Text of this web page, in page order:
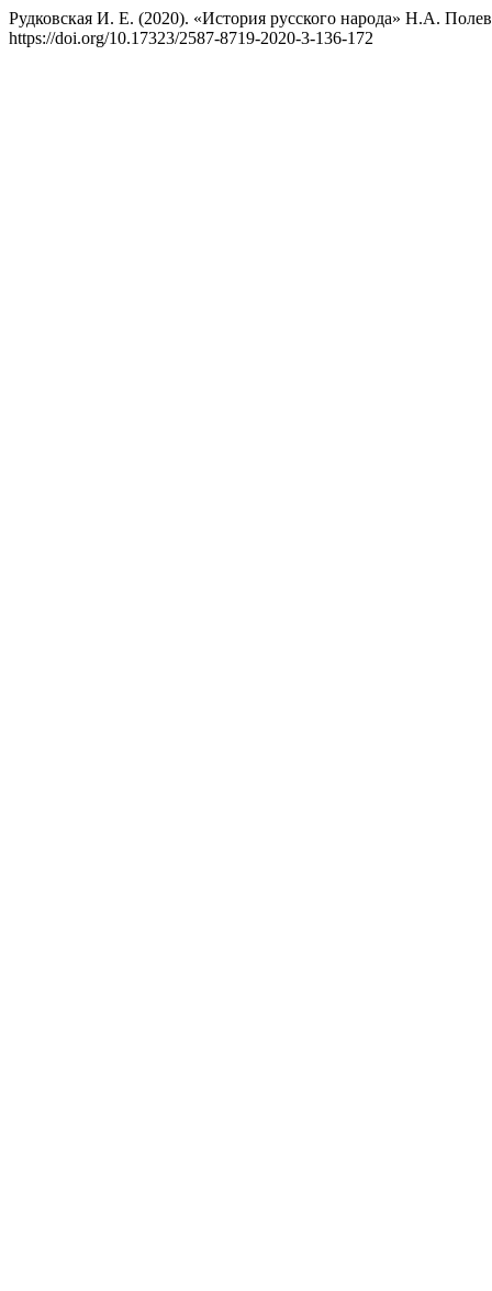
Рудковская И. Е. (2020). «История русского народа» Н.А.
https://doi.org/10.17323/2587-8719-2020-3-136-172